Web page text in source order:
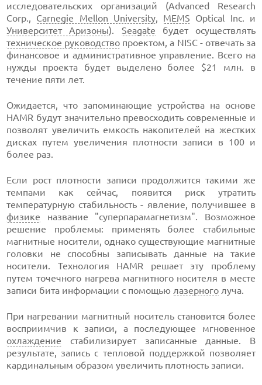
исследовательских организаций (Advanced Research
Corp., Carnegie Mellon University, MEMS Optical Inc. и
Университет Аризоны). Seagate будет осуществлять
техническое руководство проектом, а NISC - отвечать за
финансовое и административное управление. Всего на
нужды проекта будет выделено более $21 млн. в
течение пяти лет.
Ожидается, что запоминающие устройства на основе
HAMR будут значительно превосходить современные и
позволят увеличить емкость накопителей на жестких
дисках путем увеличения плотности записи в 100 и
более раз.
Если рост плотности записи продолжится такими же
темпами как сейчас, появится риск утратить
температурную стабильность - явление, получившее в
физике название "суперпарамагнетизм". Возможное
решение проблемы: применять более стабильные
магнитные носители, однако существующие магнитные
головки не способны записывать данные на такие
носители. Технология HAMR решает эту проблему
путем точечного нагрева магнитного носителя в месте
записи бита информации с помощью лазерного луча.
При нагревании магнитный носитель становится более
восприимчив к записи, а последующее мгновенное
охлаждение стабилизирует записанные данные. В
результате, запись с тепловой поддержкой позволяет
кардинальным образом увеличить плотность записи.